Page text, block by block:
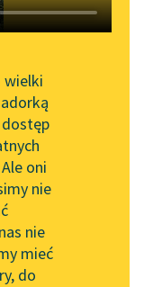
utworu
Lektur
dla piszących i
wielki
oni
nie
nie
mieć
do
mokrą
ze
rodziny, co
na jej
z panem